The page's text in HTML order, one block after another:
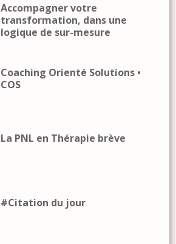
Accompagner votre
transformation, dans une
logique de sur-mesure
Coaching Orienté Solutions •
COS
La PNL en Thérapie brève
#Citation du jour